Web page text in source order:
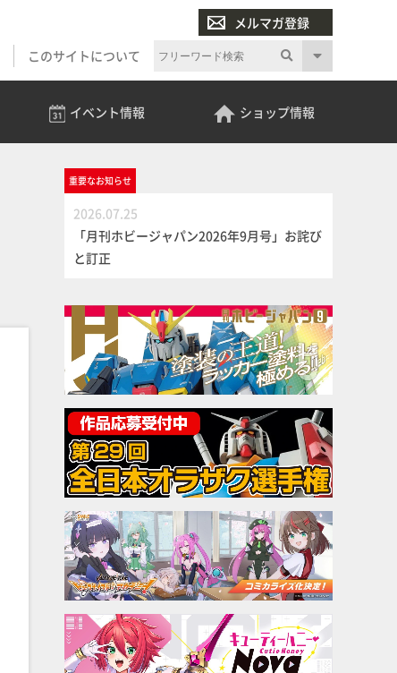
メルマガ登録
このサイトについて
イベント情報 ショップ情報
重要なお知らせ
2026.07.25
「月刊ホビージャパン2026年9月号」お詫び
と訂正